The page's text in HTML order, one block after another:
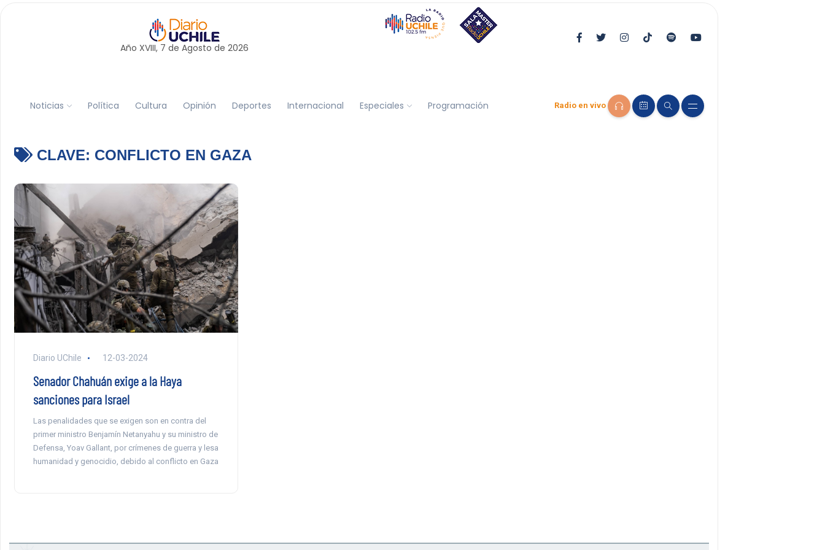
Año XVIII, 7 de Agosto de 2026
Noticias Política Cultura Opinión Deportes Internacional Especiales Programación Radio en vivo
CLAVE: CONFLICTO EN GAZA
Diario UChile 12-03-2024
Senador Chahuán exige a la Haya
sanciones para Israel
Las penalidades que se exigen son en contra del
primer ministro Benjamín Netanyahu y su ministro de
Defensa, Yoav Gallant, por crímenes de guerra y lesa
humanidad y genocidio, debido al conflicto en Gaza